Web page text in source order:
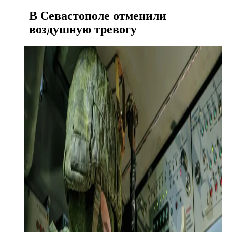
В Севастополе отменили
воздушную тревогу